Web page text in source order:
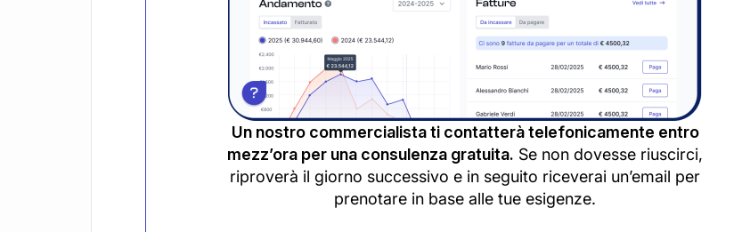
Un nostro commercialista ti contatterà telefonicamente entro
mezz’ora per una consulenza gratuita. Se non dovesse riuscirci,
riproverà il giorno successivo e in seguito riceverai un’email per
prenotare in base alle tue esigenze.